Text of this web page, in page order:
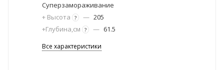
Суперзамораживание
+ Высота ? — 205
+Глубина,см ? — 61.5
Все характеристики